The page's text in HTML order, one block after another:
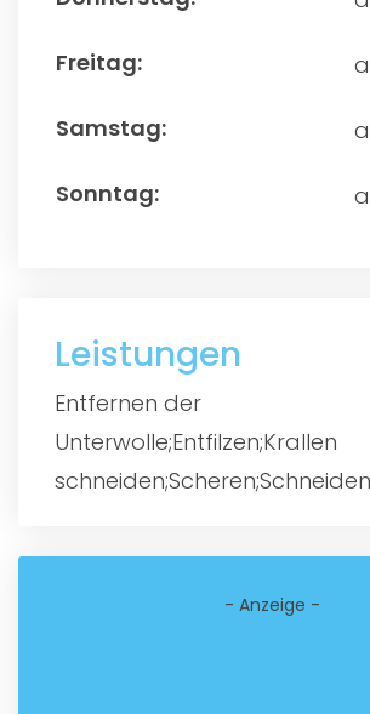
Leistungen
Entfernen der
Unterwolle;Entfilzen;Krallen
- Anzeige -